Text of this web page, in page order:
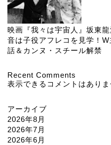
映画『我々は宇宙人』坂東
音は子役アフレコを見学！
話＆カンヌ・スチール解禁
Recent Comments
表示できるコメントはありま
アーカイブ
2026年8月
2026年7月
2026年6月